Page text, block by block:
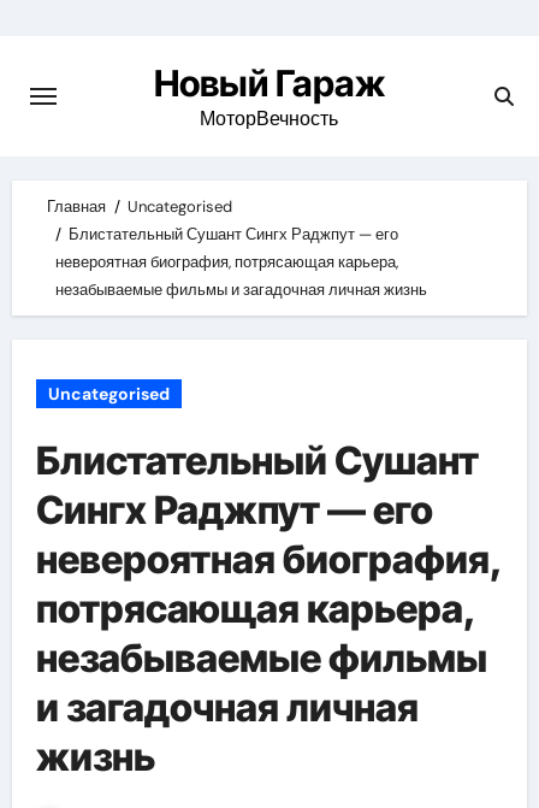
content
Новый Гараж
МоторВечность
Главная
Uncategorised
Блистательный Сушант Сингх Раджпут — его
невероятная биография, потрясающая карьера,
незабываемые фильмы и загадочная личная жизнь
Uncategorised
Блистательный Сушант
Сингх Раджпут — его
невероятная биография,
потрясающая карьера,
незабываемые фильмы
и загадочная личная
жизнь